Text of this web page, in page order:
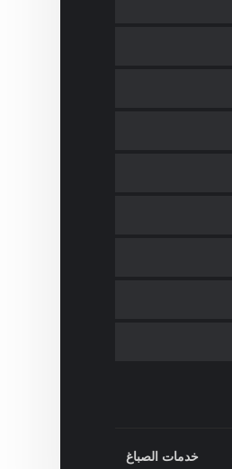
خدمات الصباغ